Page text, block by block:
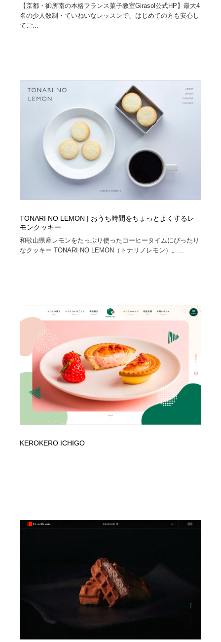
【京都・御所南の本格フランス菓子教室Girasol公式HP】最大4
名の少人数制・ていねいなレッスンで、はじめての方も安心し
てご...
TONARI NO LEMON | おうち時間をちょっとよくするレ
モンクッキー
和歌山県産レモンをたっぷり使ったコーヒータイムにぴったり
なクッキー TONARI NO LEMON（トナリノレモン）。...
KEROKERO ICHIGO